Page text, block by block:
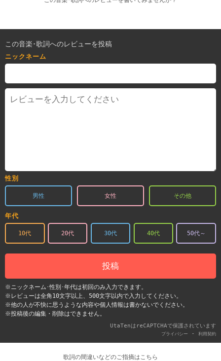
この音楽･歌詞へのレビューを投稿
ニックネーム
性別
男性 女性 その他
年代
10代 20代 30代 40代 50代～
投稿
※ニックネーム･性別･年代は初回のみ入力できます。
※レビューは全角10文字以上、500文字以内で入力してください。
※他の人が不快に思うような内容や個人情報は書かないでください。
※投稿後の編集・削除はできません。
UtaTenはreCAPTCHAで保護されています
プライバシー - 利用契約
歌詞の間違いなどのご指摘はこちら